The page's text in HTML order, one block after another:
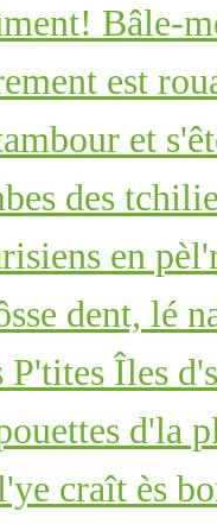
Bâle-
est
et
des
en
dent, lé
P'tites Îles
d'la
craît ès